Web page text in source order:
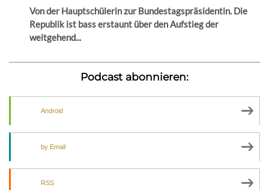
Von der Hauptschülerin zur Bundestagspräsidentin. Die
Republik ist bass erstaunt über den Aufstieg der
weitgehend...
Podcast abonnieren:
Android
by Email
RSS